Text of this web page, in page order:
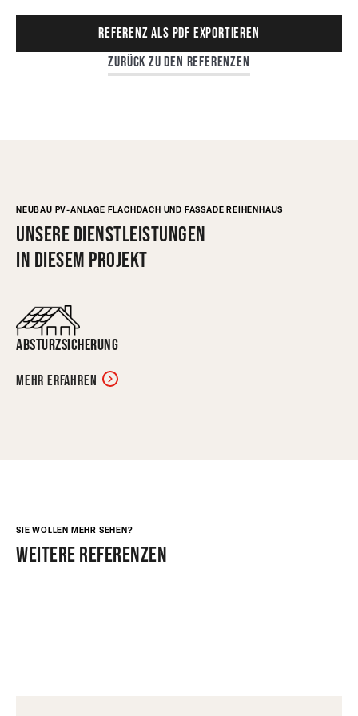
Referenz als PDF exportieren
Zurück zu den Referenzen
NEUBAU PV-ANLAGE FLACHDACH UND FASSADE REIHENHAUS
Unsere Dienstleistungen
in diesem Projekt
Absturzsicherung
Mehr erfahren
SIE WOLLEN MEHR SEHEN?
weitere referenzen